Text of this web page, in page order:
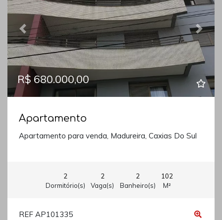
Previous Next
R$ 680.000,00
Apartamento
Apartamento para venda, Madureira, Caxias Do Sul
2
Dormitório(s)
2
Vaga(s)
2
Banheiro(s)
102
M²
REF AP101335